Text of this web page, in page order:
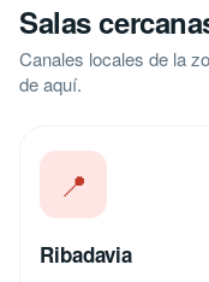
Salas
Canales locales de la
de aquí.
📍
Ribadavia